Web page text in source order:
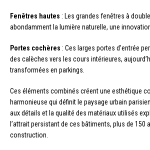
Fenêtres hautes : Les grandes fenêtres à
abondamment la lumière naturelle, une
Portes cochères : Ces larges portes d’entrée
des calèches vers les cours intérieures,
transformées en parkings.
Ces éléments combinés créent une esthétique
harmonieuse qui définit le paysage urbain
aux détails et la qualité des matériaux utilisés
l’attrait persistant de ces bâtiments, plus de 150
construction.